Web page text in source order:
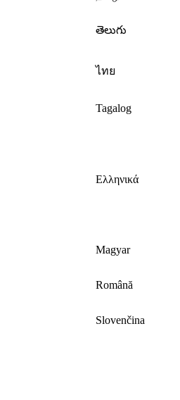
తెలుగు
ไทย
Tagalog
Ελληνικά
Magyar
Română
Slovenčina